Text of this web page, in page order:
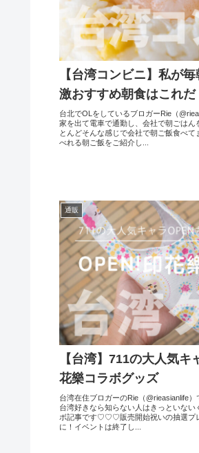
【台湾コンビニ】私が
激おすすめ朝食はこれだ
台北でOLをしているブロガーRie（
家を出て電車で通勤し、会社で朝ごはん
とんどそんな感じで会社で朝ご飯食べ
べれる朝ご飯をご紹介し...
通販
【台湾】711の大人気
花樂コラボグッズ
台湾在住ブロガーのRie（@rieasianlife
台湾好きなら知らない人はきっといな
ボ記事です♡♡♡販売開始祝いの抽選プ
に！イベントは終了し...